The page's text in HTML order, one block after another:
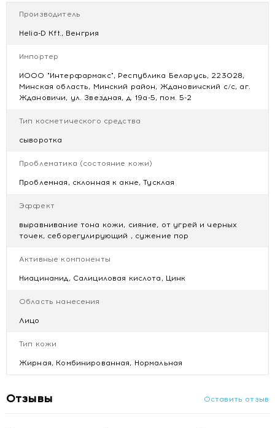
КАК ИСПОЛЬЗОВАТЬ
Наносите 3–4 капли утром и/или вечером после
очищения. Равномерно распределите по лицу и шее
глаза. Используйте солнцезащитный крем в течение дня.
Производитель
Helia-D Kft., Венгрия
Импортер
ИООО "Интерфармакс", Республика Беларусь, 223028,
Минская область, Минский район, Ждановичский с/с, аг.
Ждановичи, ул. Звездная, д. 19а-5, пом. 5-2
Тип косметического средства
сыворотка
Проблематика (состояние кожи)
Проблемная, склонная к акне, Тусклая
Эффект
выравнивание тона кожи, сияние, от угрей и черных
точек, себорегулирующий , сужение пор
Активные компоненты
Ниацинамид, Салициловая кислота, Цинк
Область нанесения
Лицо
Тип кожи
Жирная, Комбинированная, Нормальная
Отзывы Оставить отзыв